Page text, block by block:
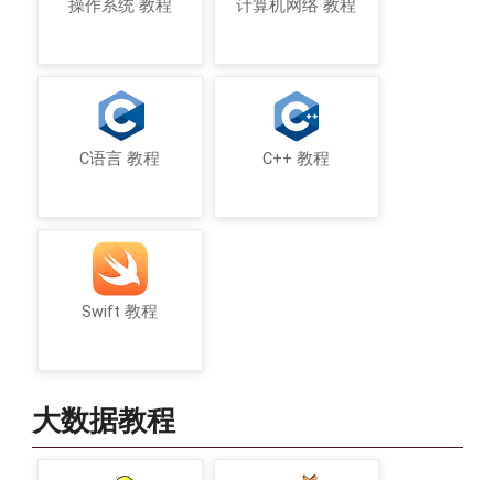
操作系统 教程 计算机网络 教程
C语言 教程 C++ 教程
Swift 教程
大数据教程